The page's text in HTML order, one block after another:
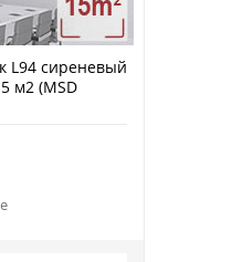
L94 сиреневый
м2 (MSD